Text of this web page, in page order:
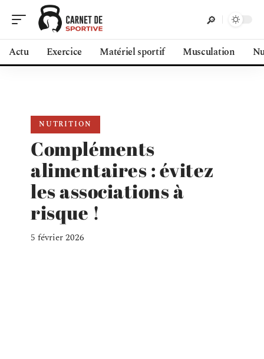
Actu Exercice Matériel sportif Musculation
NUTRITION
Compléments
alimentaires : évitez
les associations à
risque !
5 février 2026